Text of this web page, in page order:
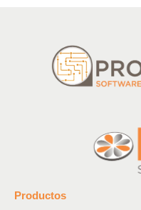
Productos